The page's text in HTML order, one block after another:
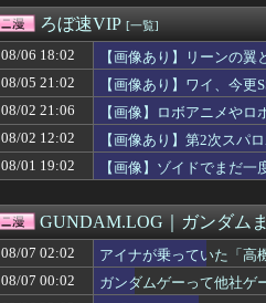
【画像】この沐浴着エルフ玄関に飾ろ
【画像】キリトの彼女、エロい衣装を
漫画ワンピース(平均読者44歳)「第三
【ガンダム0083】バニングってスパロ
【悲報】ヤニねこさん、BPOが動くｗ
異世界おじさん←こいつに2期がない理
【ガンプラ】PGU νガンダム、4割引
【朗報】歴代の日本の全漫画TOP10、
アニメ監督「ラスボス戦かぁ……主題
「仮面ライダーマイス」の脚本を担当
【画像】地雷系女子さん、トイレ我慢
【悲報】ハンターハンター連載再開の
【朗報】グリッドマンの宝多六花さん
「フリルもリボンもたくさんがいいの
ろぼ速VIP [一覧]
08/06 18:02
【画像あり】リーンの
08/05 21:02
【画像あり】ワイ、今
08/02 21:06
【画像】ロボアニメや
08/02 12:02
【画像あり】第2次スパ
08/01 19:02
【画像】ゾイドでまだ
GUNDAM.LOG｜ガンダム
08/07 02:02
アイナが乗っていた「高
08/07 00:02
ガンダムゲーって他社ゲ